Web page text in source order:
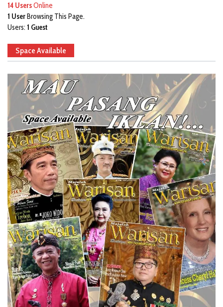
14 UsersOnline
1 UserBrowsing This Page.
Users: 1 Guest
Space Available